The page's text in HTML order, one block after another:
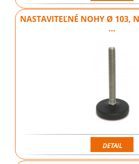
NASTAVITEĽNÉ NOHY Ø 103,
…
DETAIL